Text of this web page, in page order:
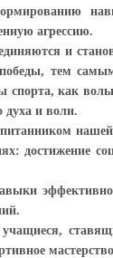
агрессию.
и
тем
как
духа и воли.
достижение